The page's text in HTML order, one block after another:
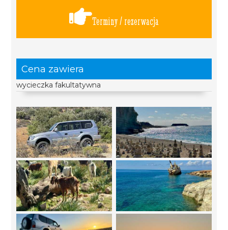
Terminy / rezerwacja
Cena zawiera
wycieczka fakultatywna